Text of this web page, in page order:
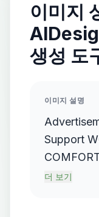
이미지
생성 도
이미지 설명
Advertisement JARVIS
Support WORK FROM HOME
COMFORT! EARN: Part-
$25k-$30k/month
더 보기